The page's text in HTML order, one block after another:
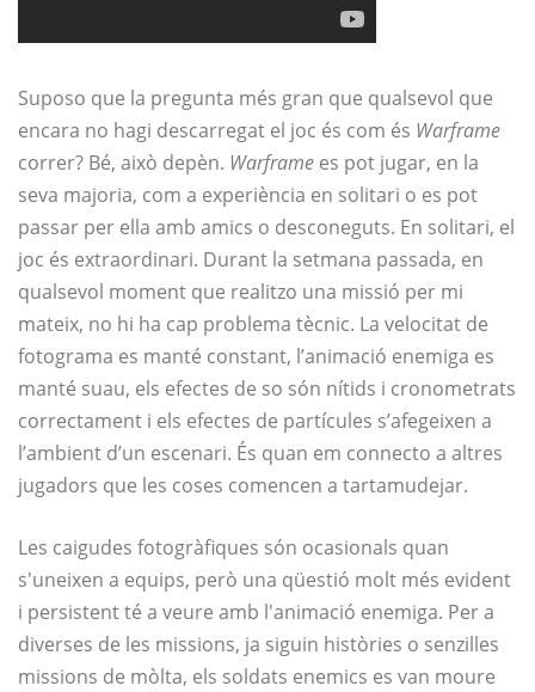
Suposo que la pregunta més gran que qualsevol que
encara no hagi descarregat el joc és com és Warframe
correr? Bé, això depèn. Warframe es pot jugar, en la
seva majoria, com a experiència en solitari o es pot
passar per ella amb amics o desconeguts. En solitari, el
joc és extraordinari. Durant la setmana passada, en
qualsevol moment que realitzo una missió per mi
mateix, no hi ha cap problema tècnic. La velocitat de
fotograma es manté constant, l’animació enemiga es
manté suau, els efectes de so són nítids i cronometrats
correctament i els efectes de partícules s’afegeixen a
l’ambient d’un escenari. És quan em connecto a altres
jugadors que les coses comencen a tartamudejar.
Les caigudes fotogràfiques són ocasionals quan
s'uneixen a equips, però una qüestió molt més evident
i persistent té a veure amb l'animació enemiga. Per a
diverses de les missions, ja siguin històries o senzilles
missions de mòlta, els soldats enemics es van moure